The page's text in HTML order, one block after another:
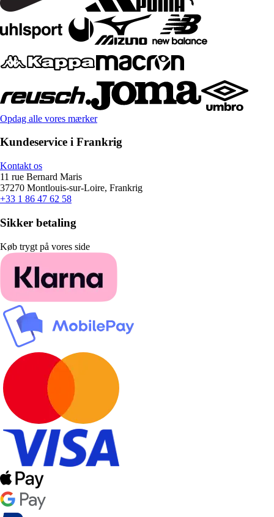
Opdag alle vores mærker
Kundeservice i Frankrig
Kontakt os
11 rue Bernard Maris
37270 Montlouis-sur-Loire, Frankrig
+33 1 86 47 62 58
Sikker betaling
Køb trygt på vores side